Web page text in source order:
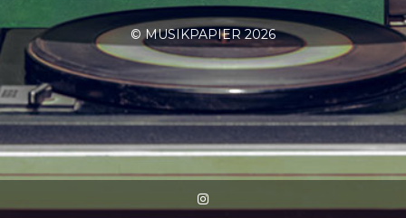
© MUSIKPAPIER 2026